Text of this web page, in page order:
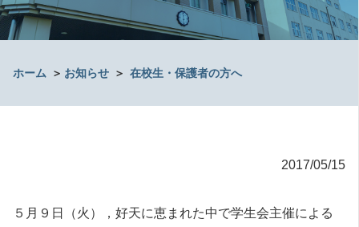
ホーム ＞ お知らせ ＞ 在校生・保護者の方へ
2017/05/15
５月９日（火），好天に恵まれた中で学生会主催による